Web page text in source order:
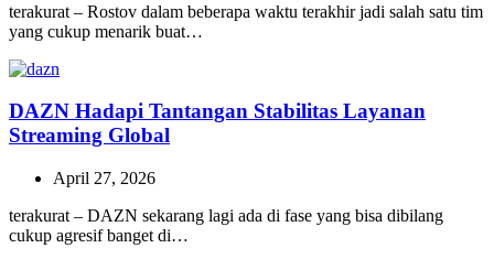
terakurat – Rostov dalam beberapa waktu terakhir jadi salah satu tim
yang cukup menarik buat…
DAZN Hadapi Tantangan Stabilitas Layanan
Streaming Global
April 27, 2026
terakurat – DAZN sekarang lagi ada di fase yang bisa dibilang
cukup agresif banget di…